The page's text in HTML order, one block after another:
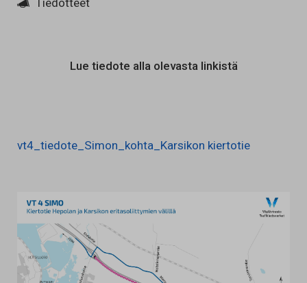
Tiedotteet
Lue tiedote alla olevasta linkistä
vt4_tiedote_Simon_kohta_Karsikon kiertotie